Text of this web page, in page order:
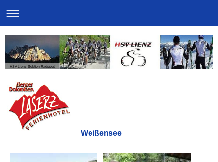
HSV Lienz Sektion Radsport
Weißensee